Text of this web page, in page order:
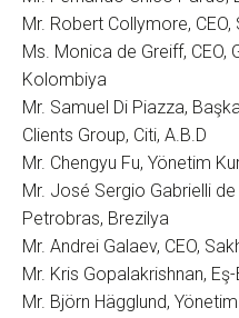
Mr. Robert Collymore,
Ms. Monica de Greiff, CEO,
Kolombiya
Mr. Samuel Di Piazza,
Clients Group, Citi, A.B.D
Mr. Chengyu Fu, Yönetim
Mr. José Sergio Gabrielli
Petrobras, Brezilya
Mr. Andrei Galaev, CEO,
Mr. Kris Gopalakrishnan,
Mr. Björn Hägglund,